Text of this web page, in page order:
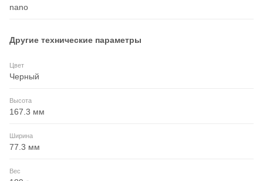
nano
Другие технические параметры
Цвет
Черный
Высота
167.3 мм
Ширина
77.3 мм
Вес